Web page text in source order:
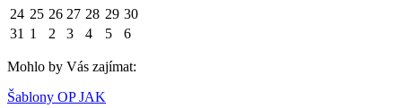
24 25 26 27 28 29 30
31 1 2 3 4 5 6
Mohlo by Vás zajímat:
Šablony OP JAK